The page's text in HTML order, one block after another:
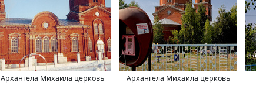
Архангела Михаила церковь Архангела Михаила церковь